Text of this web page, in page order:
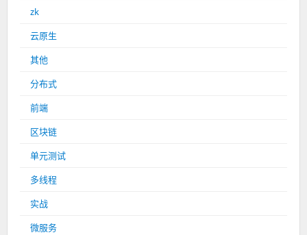
zk
云原生
其他
分布式
前端
区块链
单元测试
多线程
实战
微服务